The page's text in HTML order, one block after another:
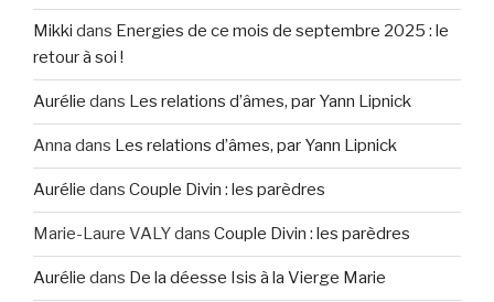
Mikki dans Energies de ce mois de septembre 2025 : le
retour à soi !
Aurélie dans Les relations d’âmes, par Yann Lipnick
Anna dans Les relations d’âmes, par Yann Lipnick
Aurélie dans Couple Divin : les parèdres
Marie-Laure VALYdans Couple Divin : les parèdres
Aurélie dans De la déesse Isis à la Vierge Marie